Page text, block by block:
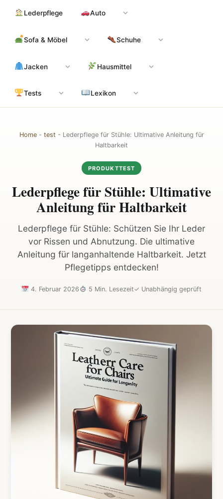
Inhalt
Lederpflege Auto
Sofa & Möbel Schuhe
Jacken Hausmittel
Tests Lexikon
Home- test - Lederpflege für Stühle: Ultimative Anleitung für
Haltbarkeit
PRODUKTTEST
Lederpflege für Stühle: Ultimative
Anleitung für Haltbarkeit
Lederpflege für Stühle: Schützen Sie Ihr Leder
vor Rissen und Abnutzung. Die ultimative
Anleitung für langanhaltende Haltbarkeit. Jetzt
Pflegetipps entdecken!
4. Februar 2026 5 Min. Lesezeit✓ Unabhängig geprüft